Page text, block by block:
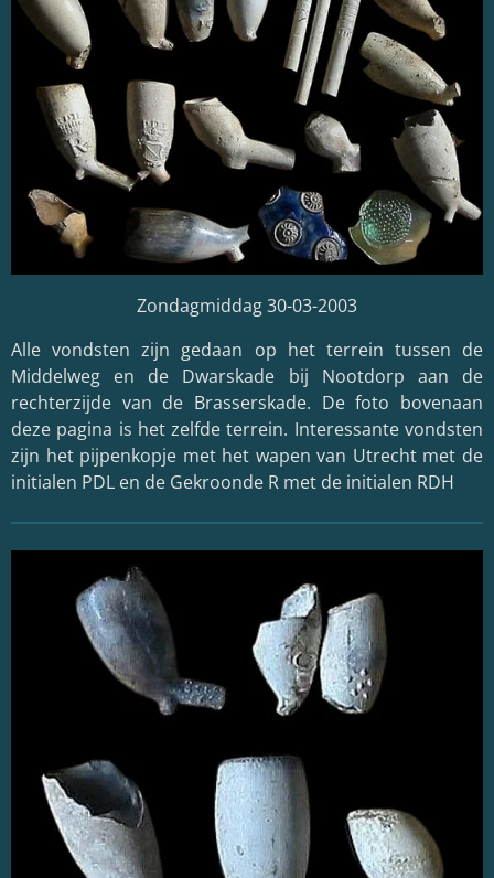
Zondagmiddag 30-03-2003
Alle vondsten zijn gedaan op het terrein tussen de
Middelweg en de Dwarskade bij Nootdorp aan de
rechterzijde van de Brasserskade. De foto bovenaan
deze pagina is het zelfde terrein. Interessante vondsten
zijn het pijpenkopje met het wapen van Utrecht met de
initialen PDL en de Gekroonde R met de initialen RDH